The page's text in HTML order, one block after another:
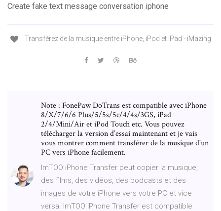
Create fake text message conversation iphone
Transférez de la musique entre iPhone, iPod et iPad - iMazing
Note : FonePaw DoTrans est compatible avec iPhone
8/X/7/6/6 Plus/5/5s/5c/4/4s/3GS, iPad
2/4/Mini/Air et iPod Touch etc. Vous pouvez
télécharger la version d’essai maintenant et je vais
vous montrer comment transférer de la musique d'un
PC vers iPhone facilement.
ImTOO iPhone Transfer peut copier la musique,
des films, des vidéos, des podcasts et des
images de votre iPhone vers votre PC et vice
versa. ImTOO iPhone Transfer est compatible